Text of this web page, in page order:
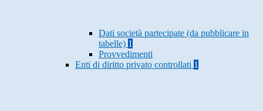
Dati società partecipate (da pubblicare in
tabelle) 1
Provvedimenti
Enti di diritto privato controllati 1